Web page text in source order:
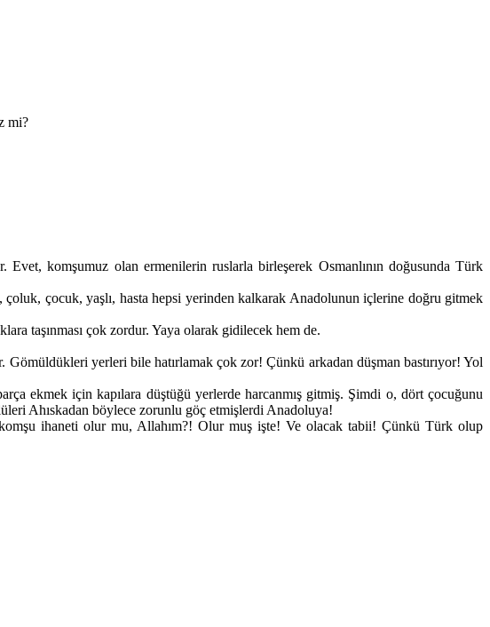
mi?
komşumuz olan ermenilerin ruslarla birleşerek Osmanlının doğusunda Türk
çocuk, yaşlı, hasta hepsi yerinden kalkarak Anadolunun içlerine doğru gitmek
taşınması çok zordur. Yaya olarak gidilecek hem de.
yerleri bile hatırlamak çok zor! Çünkü arkadan düşman bastırıyor! Yol
ekmek için kapılara düştüğü yerlerde harcanmış gitmiş. Şimdi o, dört çocuğunu
Ahıskadan böylece zorunlu göç etmişlerdi Anadoluya!
ihaneti olur mu, Allahım?! Olur muş işte! Ve olacak tabii! Çünkü Türk olup